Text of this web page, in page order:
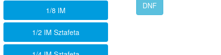
1/8 IM
1/2 IM Sztafeta
DNF